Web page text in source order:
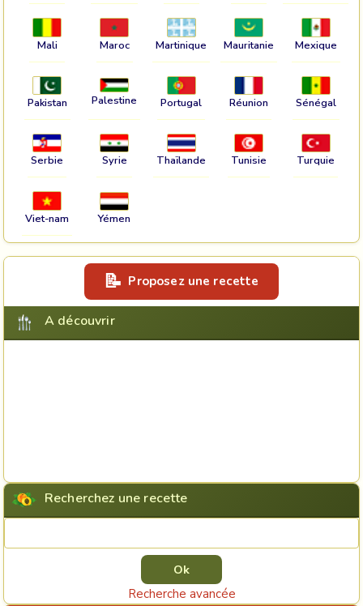
Mali Maroc Martinique Mauritanie Mexique
Pakistan Palestine Portugal Réunion Sénégal
Serbie Syrie Thaïlande Tunisie Turquie
Viet-nam Yémen
Proposez une recette
A découvrir
Recherchez une recette
Recherche avancée